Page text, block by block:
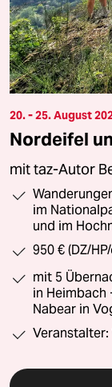
20. - 25. August
Nordeifel
mit taz-Autor
im
und im
950 € (DZ/
mit 5
in Heimbach
Nabear in
Veranstalter: